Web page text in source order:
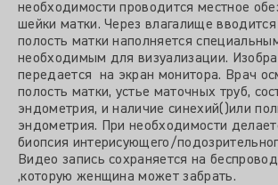
необходимости проводится местное
шейки матки. Через влагалище вводится
полость матки наполняется
необходимым для визуализации.
передается на экран монитора. Врач
полость матки, устье маточных труб,
эндометрия, и наличие синехий()или
эндометрия. При необходимости
биопсия интерисующего/
Видео запись сохраняется на
,которую женщина может забрать.